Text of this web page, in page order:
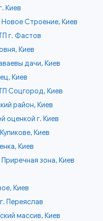
Киев
Новое Строение, Киев
г. Фастов
Киев
дачи, Киев
Киев
Соцгород, Киев
район, Киев
оценкой г. Киев
Киев
Киев
зона, Киев
Киев
Переяслав
массив, Киев